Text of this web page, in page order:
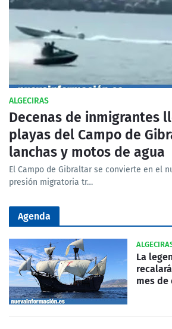
ALGECIRAS
Decenas de inmigrantes
playas del Campo de
lanchas y motos de agua
El Campo de Gibraltar se convierte en el
presión migratoria tr…
Agenda
La
mes de